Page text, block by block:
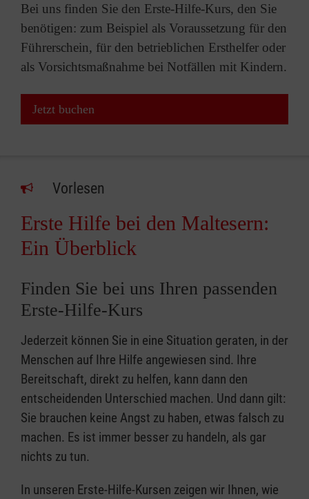
Bei uns finden Sie den Erste-Hilfe-Kurs, den Sie
benötigen: zum Beispiel als Voraussetzung für den
Führerschein, für den betrieblichen Ersthelfer oder
als Vorsichtsmaßnahme bei Notfällen mit Kindern.
Jetzt buchen
Vorlesen
Erste Hilfe bei den Maltesern:
Ein Überblick
Finden Sie bei uns Ihren passenden
Erste-Hilfe-Kurs
Jederzeit können Sie in eine Situation geraten, in der
Menschen auf Ihre Hilfe angewiesen sind. Ihre
Bereitschaft, direkt zu helfen, kann dann den
entscheidenden Unterschied machen. Und dann gilt:
Sie brauchen keine Angst zu haben, etwas falsch zu
machen. Es ist immer besser zu handeln, als gar
nichts zu tun.
In unseren Erste-Hilfe-Kursen zeigen wir Ihnen, wie